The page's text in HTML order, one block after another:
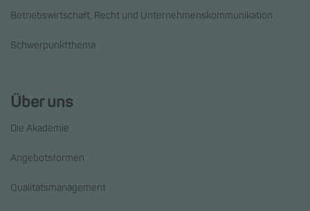
Betriebswirtschaft, Recht und Unternehmenskommunikation
Schwerpunktthema
Über uns
Die Akademie
Angebotsformen
Qualitätsmanagement